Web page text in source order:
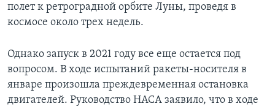
полет к ретроградной орбите Луны, проведя в
космосе около трех недель.
Однако запуск в 2021 году все еще остается под
вопросом. В ходе испытаний ракеты-носителя в
январе произошла преждевременная остановка
двигателей. Руководство НАСА заявило, что в ходе